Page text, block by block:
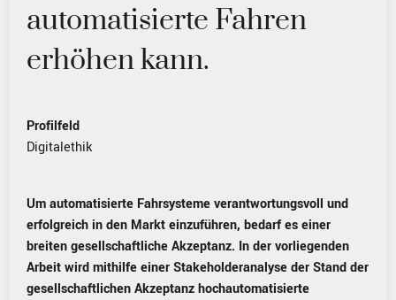
automatisierte Fahren
erhöhen kann.
Profilfeld
Digitalethik
Um automatisierte Fahrsysteme verantwortungsvoll und
erfolgreich in den Markt einzuführen, bedarf es einer
breiten gesellschaftliche Akzeptanz. In der vorliegenden
Arbeit wird mithilfe einer Stakeholderanalyse der Stand der
gesellschaftlichen Akzeptanz hochautomatisierte